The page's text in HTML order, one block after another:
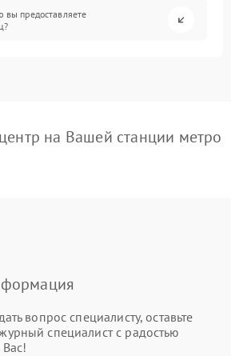
предоставляете
на Вашей станции метро
вопрос специалисту, оставьте
специалист с радостью
Вас!